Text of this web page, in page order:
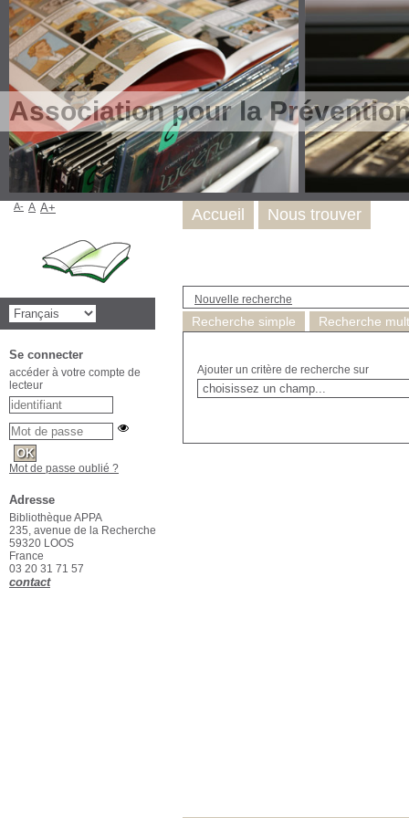
Association pour la
Nouvelle recherche
Recherche simple Recherche
Ajouter un critère de recherche sur
Accueil Nous trouver
A- A A+
Se connecter
accéder à votre compte de
lecteur
Mot de passe oublié ?
Adresse
Bibliothèque APPA
235, avenue de la Recherche
59320 LOOS
France
03 20 31 71 57
contact